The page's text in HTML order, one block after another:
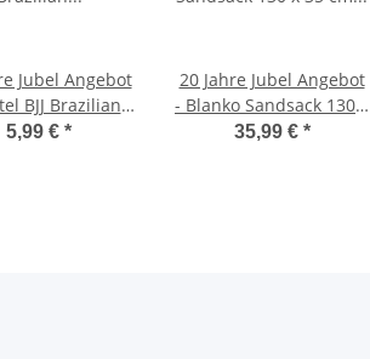
Jubel Angebot
BJJ Brazilian
SCHWARZ
5,99 € *
20 Jahre Jubel Angebot
- Blanko Sandsack 130 x
35 cm schwarz Vinyl
35,99 € *